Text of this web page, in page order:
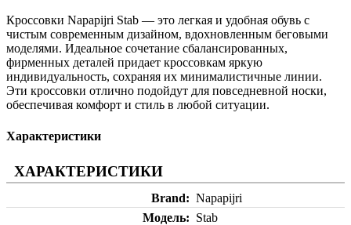
Кроссовки Napapijri Stab — это легкая и удобная обувь с
чистым современным дизайном, вдохновленным беговыми
моделями. Идеальное сочетание сбалансированных,
фирменных деталей придает кроссовкам яркую
индивидуальность, сохраняя их минималистичные линии.
Эти кроссовки отлично подойдут для повседневной носки,
обеспечивая комфорт и стиль в любой ситуации.
Характеристики
ХАРАКТЕРИСТИКИ
Brand
Napapijri
Модель
Stab